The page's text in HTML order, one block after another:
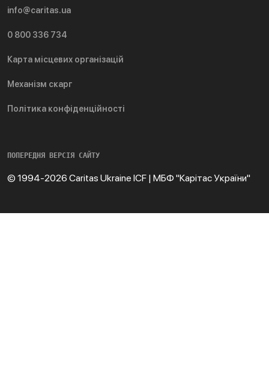
info@caritas.ua
0 800 336 734
Карта місцевих організацій
Механізм скарг
Політика конфіденційності
ПОПЕРЕДНЯ ВЕРСІЯ САЙТУ
© 1994-2026 Caritas Ukraine ICF | МБФ "Карітас України"